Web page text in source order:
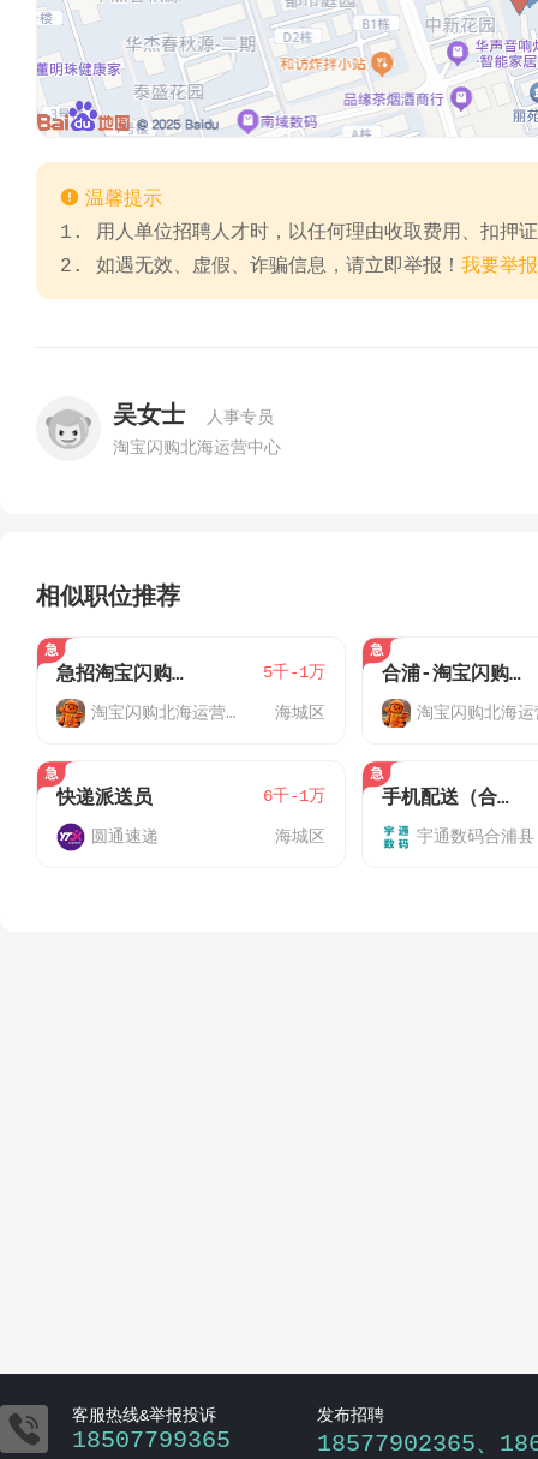
 温馨提示
1. 用人单位招聘人才时，以任何理由收取费用、扣押
2. 如遇无效、虚假、诈骗信息，请立即举报！ 我要举报
吴女士
人事专员
淘宝闪购北海运营中心
相似职位推荐
急招淘宝闪购配送员J 5千-1万
淘宝闪购北海运营中心 海城区
合浦-淘宝闪购-外卖骑手J
快递派送员 6千-1万
圆通速递 海城区
手机配送（合浦）
宇通数码
 客服热线&举报投诉
18507799365
发布招聘
18577902365、